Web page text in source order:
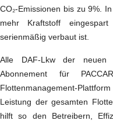
CO₂-Emissionen bis zu 9%.
mehr Kraftstoff
serienmäßig verbaut ist.
Alle DAF-Lkw der neuen
Abonnement für
Flottenmanagement-
Leistung der gesamten
hilft so den Betreibern,